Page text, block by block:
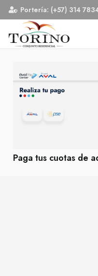
Portería: (+57) 314
Paga tus cuotas de